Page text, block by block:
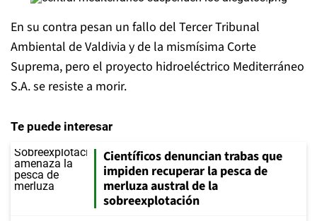
En su contra pesan un fallo del Tercer Tribunal
Ambiental de Valdivia y de la mismísima Corte
Suprema, pero el proyecto hidroeléctrico Mediterráneo
S.A. se resiste a morir.
Te puede interesar
Científicos denuncian trabas que
impiden recuperar la pesca de
merluza austral de la
sobreexplotación